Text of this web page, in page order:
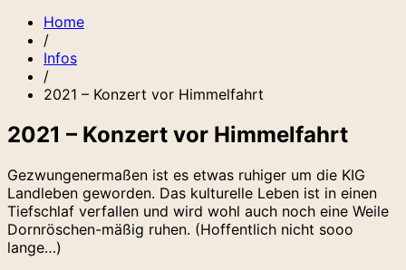
Home
/
Infos
/
2021 – Konzert vor Himmelfahrt
2021 – Konzert vor Himmelfahrt
Gezwungenermaßen ist es etwas ruhiger um die KIG
Landleben geworden. Das kulturelle Leben ist in einen
Tiefschlaf verfallen und wird wohl auch noch eine Weile
Dornröschen-mäßig ruhen. (Hoffentlich nicht sooo
lange…)